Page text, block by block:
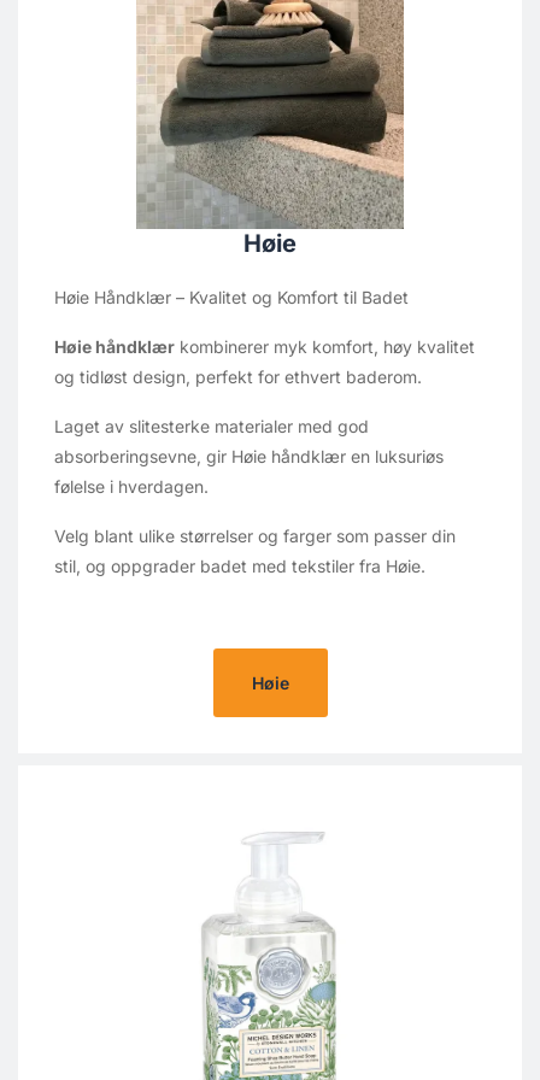
Høie
Høie Håndklær – Kvalitet og Komfort til Badet
Høie håndklær kombinerer myk komfort, høy kvalitet
og tidløst design, perfekt for ethvert baderom.
Laget av slitesterke materialer med god
absorberingsevne, gir Høie håndklær en luksuriøs
følelse i hverdagen.
Velg blant ulike størrelser og farger som passer din
stil, og oppgrader badet med tekstiler fra Høie.
Høie